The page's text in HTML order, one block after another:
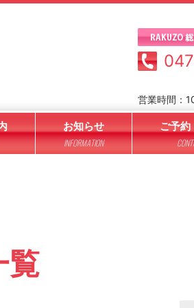
営業時間：
お知らせ
INFORMATION
ご予約
覧